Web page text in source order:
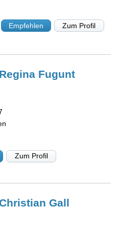
Empfehlen Zum Profil
Fugunt
Zum Profil
Gall